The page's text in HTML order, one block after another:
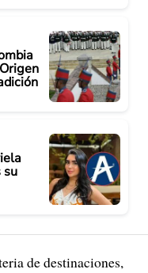
su
de destinaciones,